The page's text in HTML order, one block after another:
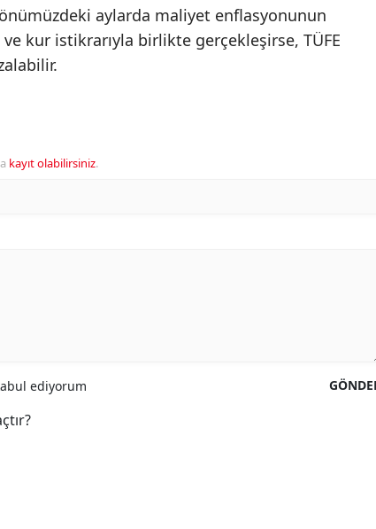
aylarda maliyet enflasyonunun
kur istikrarıyla birlikte gerçekleşirse, TÜFE
kayıt olabilirsiniz.
ediyorum